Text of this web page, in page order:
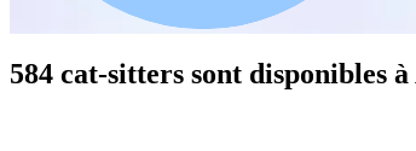
584 cat-sitters sont disponibles